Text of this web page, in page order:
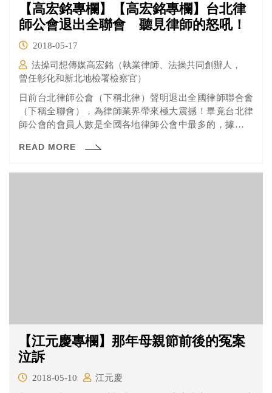
【高宏銘專欄】【高宏銘專欄】台北律
師公會退出全聯會 聽見律師的怒吼！
2018-05-17
法操司想傳媒高宏銘（執業律師、法操共同創辦人，
曾任彰化和新北地檢署檢察官）
日前台北律師公會（下稱北律）聲明退出全國律師聯合會
（下稱全聯會），為律師業界帶來極大震撼！畢竟台北律
師公會的會員人數是全國各地律師公會中最多的，據估算
READ MORE
【江元慶專欄】那年母親節前後的冤案
泣訴
2018-05-10
江元慶